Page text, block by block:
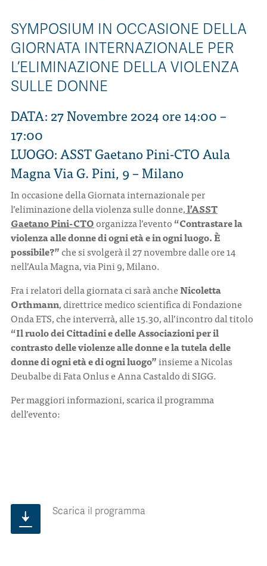
SYMPOSIUM IN OCCASIONE DELLA
GIORNATA INTERNAZIONALE PER
L’ELIMINAZIONE DELLA VIOLENZA
SULLE DONNE
DATA: 27 Novembre 2024 ore 14:00 –
17:00
LUOGO: ASST Gaetano Pini-CTO Aula
Magna Via G. Pini, 9 – Milano
In occasione della Giornata internazionale per
l’eliminazione della violenza sulle donne,l’ASST
Gaetano Pini-CTOorganizza l’evento“Contrastare la
violenza alle donne di ogni età e in ogni luogo. È
possibile?”che si svolgerà il 27 novembre dalle ore 14
nell’Aula Magna, via Pini 9, Milano.
Fra i relatori della giornata ci sarà ancheNicoletta
Orthmann, direttrice medico scientifica di Fondazione
Onda ETS, che interverrà, alle 15.30, all’incontro dal titolo
“Il ruolo dei Cittadini e delle Associazioni per il
contrasto delle violenze alle donne e la tutela delle
donne di ogni età e di ogni luogo”insieme a Nicolas
Deubalbe di Fata Onlus e Anna Castaldo di SIGG.
Per maggiori informazioni, scarica il programma
dell’evento:
Scarica il programma